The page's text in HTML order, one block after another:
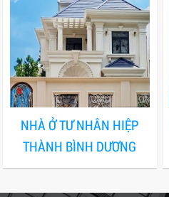
NHÀ Ở TƯ NHÂN HIỆP
THÀNH BÌNH DƯƠNG